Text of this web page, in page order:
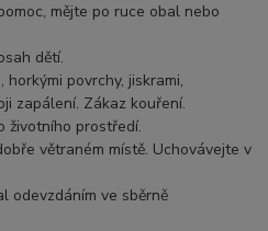
mějte po ruce obal nebo
dětí.
povrchy, jiskrami,
zapálení. Zákaz kouření.
životního prostředí.
větraném místě. Uchovávejte v
odevzdáním ve sběrně